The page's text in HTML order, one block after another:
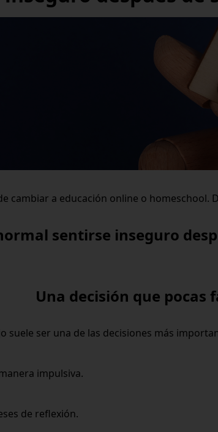
cambiar a educación online o homeschool.
sentirse inseguro
Una decisión que
suele ser una de las decisiones más
impulsiva.
de reflexión.